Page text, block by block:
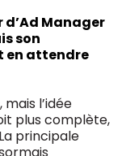
d’Ad Manager
son
en attendre
l’idée
plus complète,
principale